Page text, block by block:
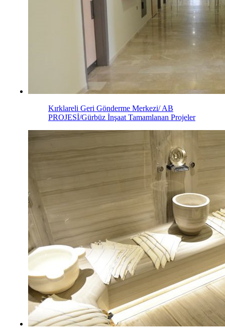
Kırklareli Geri Gönderme Merkezi/ AB
PROJESİ/Gürbüz İnşaat Tamamlanan Projeler